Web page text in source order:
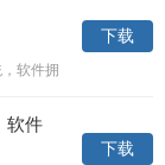
软件拥
下载
软件
下载